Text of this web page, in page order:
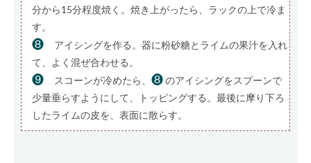
分から15分程度焼く。焼き上がったら、ラックの上で冷ま
す。
❽
アイシングを作る。器に粉砂糖とライムの果汁を入れ
て、よく混ぜ合わせる。
❾ スコーンが冷めたら、 ❽のアイシングをスプーンで
少量垂らすようにして、トッピングする。最後に摩り下ろ
したライムの皮を、表面に散らす。